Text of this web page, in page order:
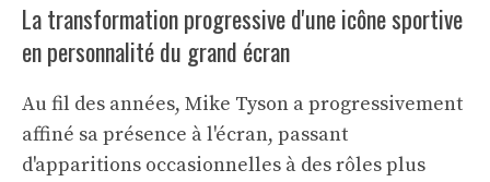
La transformation progressive d'une icône sportive
en personnalité du grand écran
Au fil des années, Mike Tyson a progressivement
affiné sa présence à l'écran, passant
d'apparitions occasionnelles à des rôles plus